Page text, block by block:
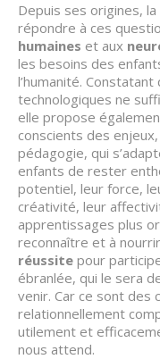
Depuis ses origines,
répondre à ces
humaines et aux
les besoins des
l’humanité.
technologiques ne
elle propose
conscients des
pédagogie, qui
enfants de rester
potentiel, leur force,
créativité, leur
apprentissages plus
reconnaître et à
réussite pour
ébranlée, qui le sera
venir. Car ce sont des
relationnellement
utilement et
nous attend.